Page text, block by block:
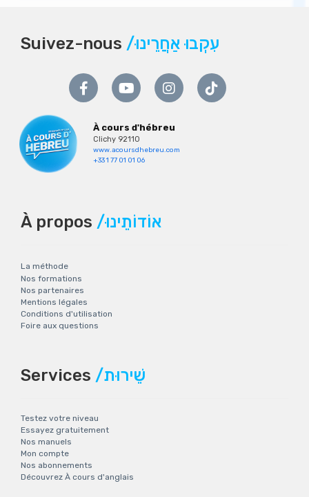
Suivez-nous /עִקְבוּ אַחֲרֵינוּ
À cours d'hébreu
Clichy 92110
www.acoursdhebreu.com
+33 1 77 01 01 06
À propos /אוֹדוֹתֵינוּ
La méthode
Nos formations
Nos partenaires
Mentions légales
Conditions d'utilisation
Foire aux questions
Services /שֵׁירוּת
Testez votre niveau
Essayez gratuitement
Nos manuels
Mon compte
Nos abonnements
Découvrez À cours d'anglais